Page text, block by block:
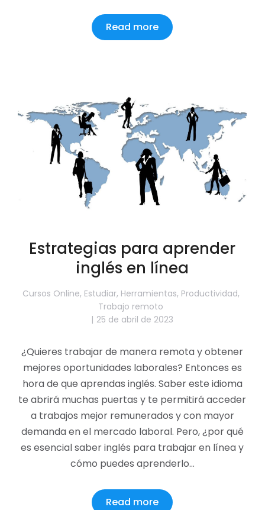
Read more
Estrategias para aprender
inglés en línea
Cursos Online, Estudiar, Herramientas, Productividad,
Trabajo remoto
25 de abril de 2023
¿Quieres trabajar de manera remota y obtener
mejores oportunidades laborales? Entonces es
hora de que aprendas inglés. Saber este idioma
te abrirá muchas puertas y te permitirá acceder
a trabajos mejor remunerados y con mayor
demanda en el mercado laboral. Pero, ¿por qué
es esencial saber inglés para trabajar en línea y
cómo puedes aprenderlo…
Read more